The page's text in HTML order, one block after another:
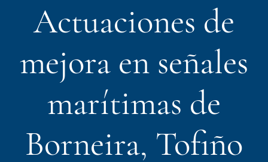
Actuaciones de
mejora en señales
marítimas de
Borneira, Tofiño